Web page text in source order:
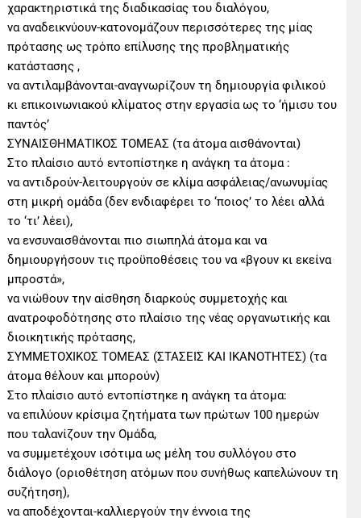
χαρακτηριστικά της διαδικασίας του διαλόγου,
να αναδεικνύουν-κατονομάζουν περισσότερες της μίας
πρότασης ως τρόπο επίλυσης της προβληματικής
κατάστασης ,
να αντιλαμβάνονται-αναγνωρίζουν τη δημιουργία φιλικού
κι επικοινωνιακού κλίματος στην εργασία ως το ‘ήμισυ του
παντός’
ΣΥΝΑΙΣΘΗΜΑΤΙΚΟΣ ΤΟΜΕΑΣ (τα άτομα αισθάνονται)
Στο πλαίσιο αυτό εντοπίστηκε η ανάγκη τα άτομα :
να αντιδρούν-λειτουργούν σε κλίμα ασφάλειας/ανωνυμίας
στη μικρή ομάδα (δεν ενδιαφέρει το ‘ποιος’ το λέει αλλά
το ‘τι’ λέει),
να ενσυναισθάνονται πιο σιωπηλά άτομα και να
δημιουργήσουν τις προϋποθέσεις του να «βγουν κι εκείνα
μπροστά»,
να νιώθουν την αίσθηση διαρκούς συμμετοχής και
ανατροφοδότησης στο πλαίσιο της νέας οργανωτικής και
διοικητικής πρότασης,
ΣΥΜΜΕΤΟΧΙΚΟΣ ΤΟΜΕΑΣ (ΣΤΑΣΕΙΣ ΚΑΙ ΙΚΑΝΟΤΗΤΕΣ) (τα
άτομα θέλουν και μπορούν)
Στο πλαίσιο αυτό εντοπίστηκε η ανάγκη τα άτομα:
να επιλύουν κρίσιμα ζητήματα των πρώτων 100 ημερών
που ταλανίζουν την Ομάδα,
να συμμετέχουν ισότιμα ως μέλη του συλλόγου στο
διάλογο (οριοθέτηση ατόμων που συνήθως καπελώνουν τη
συζήτηση),
να αποδέχονται-καλλιεργούν την έννοια της